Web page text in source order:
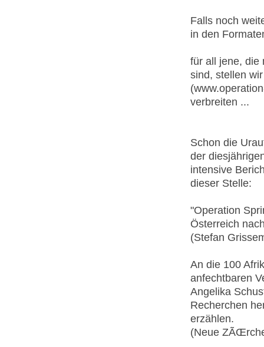
Falls noch
in den
für all jene, die
sind, stellen
verbreiten ...
Schon die
der
intensive
dieser Stelle:
"Operation
Österreich
(Stefan
An die 100
anfechtbaren
Angelika
Recherchen
erzählen.
(Neue